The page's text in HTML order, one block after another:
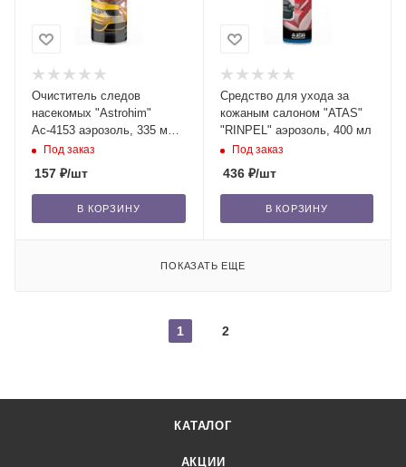
Очиститель следов
насекомых "Astrohim"
Ас-4153 аэрозоль, 335 мл
/12Под заказ
157 ₽/шт
В КОРЗИНУ
Средство для ухода за
кожаным салоном "ATAS"
"RINPEL" аэрозоль, 400 мл
Под заказ
436₽/шт
В КОРЗИНУ
ПОКАЗАТЬ ЕЩЕ
1 2
КАТАЛОГ
АКЦИИ